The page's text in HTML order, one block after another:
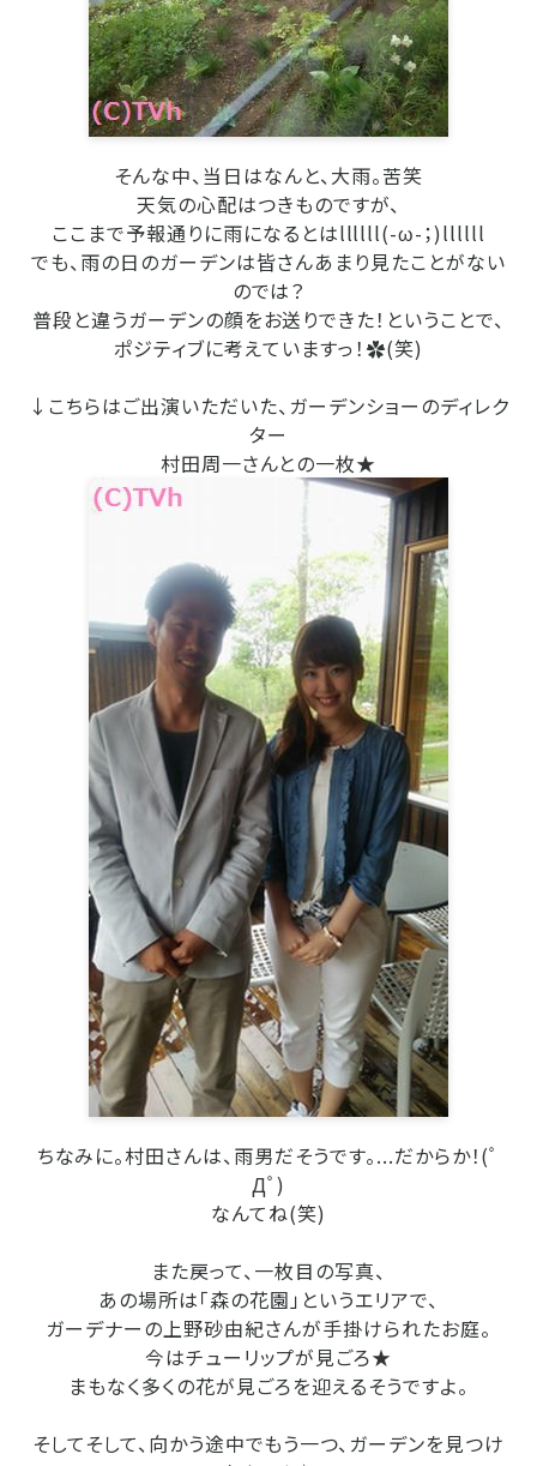
そんな中、当日はなんと、大雨。苦笑
天気の心配はつきものですが、
ここまで予報通りに雨になるとはllllll(-ω-；)llllll
でも、雨の日のガーデンは皆さんあまり見たことがない
のでは？
普段と違うガーデンの顔をお送りできた！ということで、
ポジティブに考えていますっ！ ✿(笑)
↓こちらはご出演いただいた、ガーデンショーのディレク
ター
村田周一さんとの一枚★
ちなみに。村田さんは、雨男だそうです。...だからか！(ﾟ
Дﾟ)
なんてね(笑)
また戻って、一枚目の写真、
あの場所は「森の花園」というエリアで、
ガーデナーの上野砂由紀さんが手掛けられたお庭。
今はチューリップが見ごろ★
まもなく多くの花が見ごろを迎えるそうですよ。
そしてそして、向かう途中でもう一つ、ガーデンを見つけ